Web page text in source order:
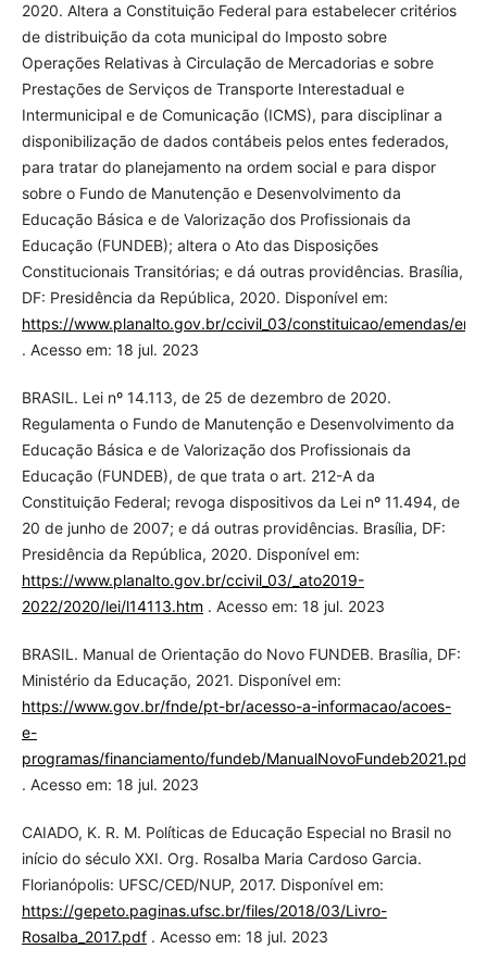
2020. Altera a Constituição Federal para estabelecer critérios
de distribuição da cota municipal do Imposto sobre
Operações Relativas à Circulação de Mercadorias e sobre
Prestações de Serviços de Transporte Interestadual e
Intermunicipal e de Comunicação (ICMS), para disciplinar a
disponibilização de dados contábeis pelos entes federados,
para tratar do planejamento na ordem social e para dispor
sobre o Fundo de Manutenção e Desenvolvimento da
Educação Básica e de Valorização dos Profissionais da
Educação (FUNDEB); altera o Ato das Disposições
Constitucionais Transitórias; e dá outras providências. Brasília,
DF: Presidência da República, 2020. Disponível em:
https://www.planalto.gov.br/ccivil_03/constituicao/emendas/
. Acesso em: 18 jul. 2023
BRASIL. Lei nº 14.113, de 25 de dezembro de 2020.
Regulamenta o Fundo de Manutenção e Desenvolvimento da
Educação Básica e de Valorização dos Profissionais da
Educação (FUNDEB), de que trata o art. 212-A da
Constituição Federal; revoga dispositivos da Lei nº 11.494, de
20 de junho de 2007; e dá outras providências. Brasília, DF:
Presidência da República, 2020. Disponível em:
https://www.planalto.gov.br/ccivil_03/_ato2019-
2022/2020/lei/l14113.htm . Acesso em: 18 jul. 2023
BRASIL. Manual de Orientação do Novo FUNDEB. Brasília, DF:
Ministério da Educação, 2021. Disponível em:
https://www.gov.br/fnde/pt-br/acesso-a-informacao/acoes-
e-
programas/financiamento/fundeb/ManualNovoFundeb2021.pdf
. Acesso em: 18 jul. 2023
CAIADO, K. R. M. Políticas de Educação Especial no Brasil no
início do século XXI. Org. Rosalba Maria Cardoso Garcia.
Florianópolis: UFSC/CED/NUP, 2017. Disponível em:
https://gepeto.paginas.ufsc.br/files/2018/03/Livro-
Rosalba_2017.pdf. Acesso em: 18 jul. 2023